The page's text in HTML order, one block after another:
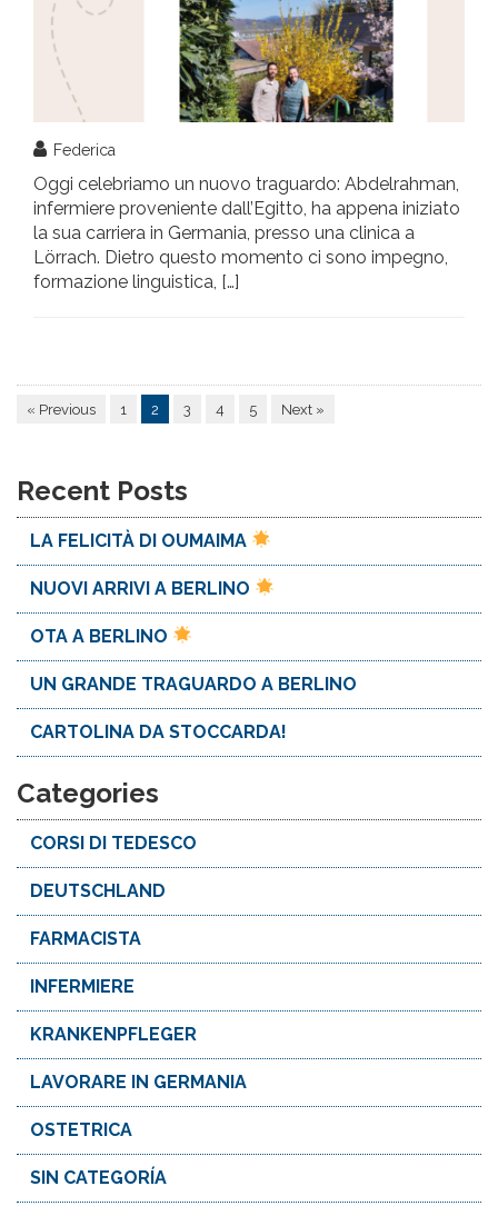
Federica
Oggi celebriamo un nuovo traguardo: Abdelrahman,
infermiere proveniente dall’Egitto, ha appena iniziato
la sua carriera in Germania, presso una clinica a
Lörrach. Dietro questo momento ci sono impegno,
formazione linguistica, […]
« Previous 1 2 3 4 5 Next »
Recent Posts
LA FELICITÀ DI OUMAIMA
NUOVI ARRIVI A BERLINO
OTA A BERLINO
UN GRANDE TRAGUARDO A BERLINO
CARTOLINA DA STOCCARDA!
Categories
CORSI DI TEDESCO
DEUTSCHLAND
FARMACISTA
INFERMIERE
KRANKENPFLEGER
LAVORARE IN GERMANIA
OSTETRICA
SIN CATEGORÍA